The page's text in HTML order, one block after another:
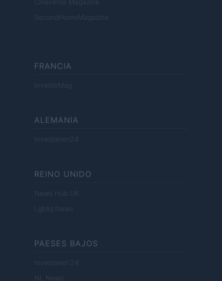
Cineverse Magazine
SecondHomeMagazine
FRANCIA
InvestirMag
ALEMANIA
Investieren24
REINO UNIDO
News Hub UK
Lgbtq News
PAESES BAJOS
Investeren 24
NL Newz